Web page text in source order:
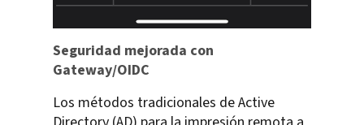
Seguridad mejorada con
Gateway/OIDC
Los métodos tradicionales de Active